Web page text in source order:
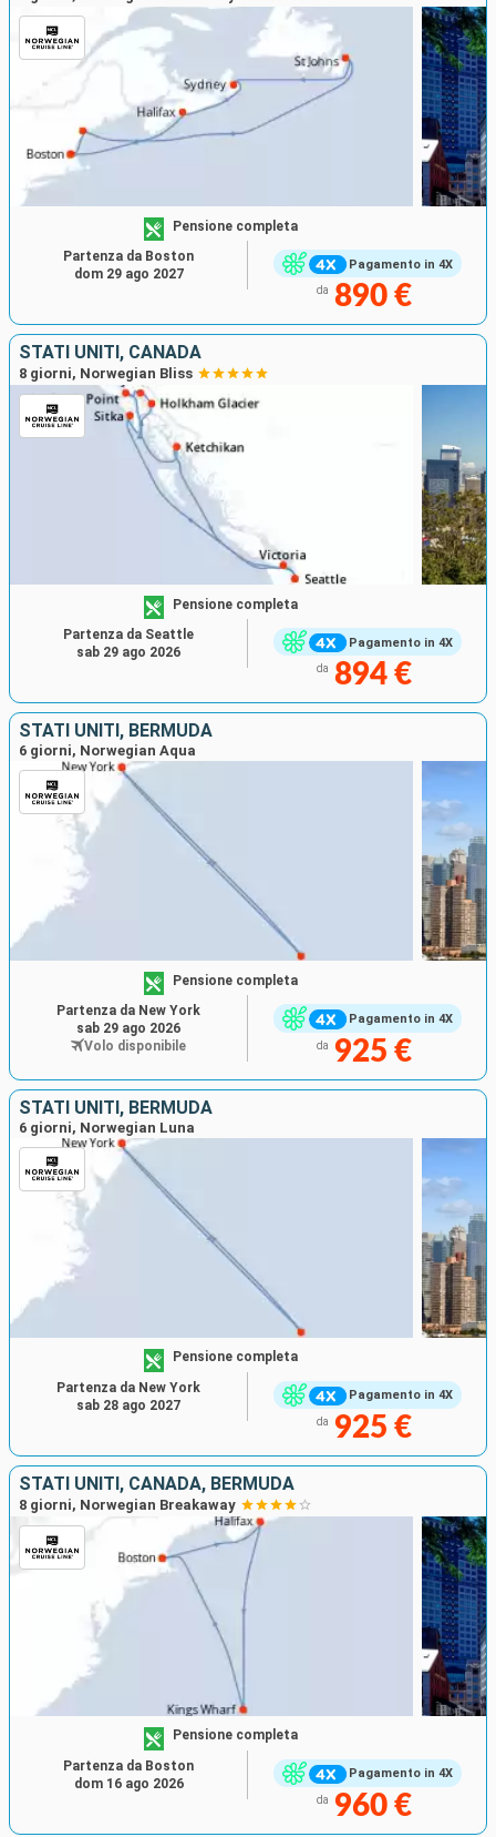
Pagamento in 4X
Pensione completa
da 890 €
Partenza da Boston
dom 29 ago 2027
STATI UNITI, CANADA
8 giorni, Norwegian Bliss
Pagamento in 4X
Pensione completa
da 894 €
Partenza da Seattle
sab 29 ago 2026
STATI UNITI, BERMUDA
6 giorni, Norwegian Aqua
Pagamento in 4X
Pensione completa
da 925 €
Partenza da New York
sab 29 ago 2026
Volo disponibile
STATI UNITI, BERMUDA
6 giorni, Norwegian Luna
Pagamento in 4X
Pensione completa
da 925 €
Partenza da New York
sab 28 ago 2027
STATI UNITI, CANADA, BERMUDA
8 giorni, Norwegian Breakaway
Pagamento in 4X
Pensione completa
da 960 €
Partenza da Boston
dom 16 ago 2026